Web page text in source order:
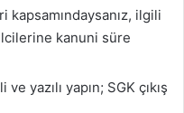
kapsamındaysanız, ilgili
kanuni süre
yazılı yapın; SGK çıkış